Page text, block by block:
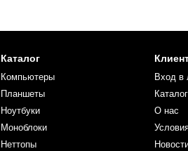
Каталог
Компьютеры
Планшеты
Ноутбуки
Моноблоки
Неттопы
Вход в
Каталог
О нас